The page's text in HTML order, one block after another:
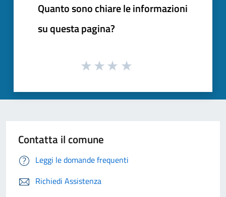
Quanto sono chiare le informazioni
su questa pagina?
Contatta il comune
Leggi le domande frequenti
Richiedi Assistenza